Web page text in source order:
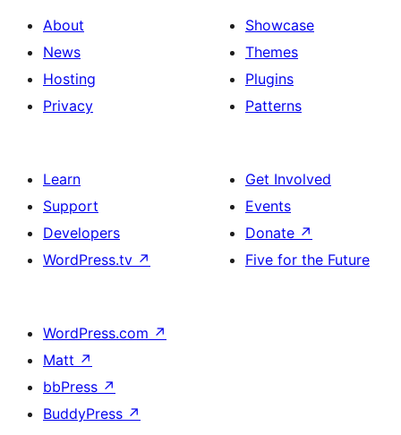
About
News
Hosting
Privacy
Showcase
Themes
Plugins
Patterns
Learn
Support
Developers
WordPress.tv ↗
Get Involved
Events
Donate ↗
Five for the Future
WordPress.com ↗
Matt ↗
bbPress ↗
BuddyPress ↗